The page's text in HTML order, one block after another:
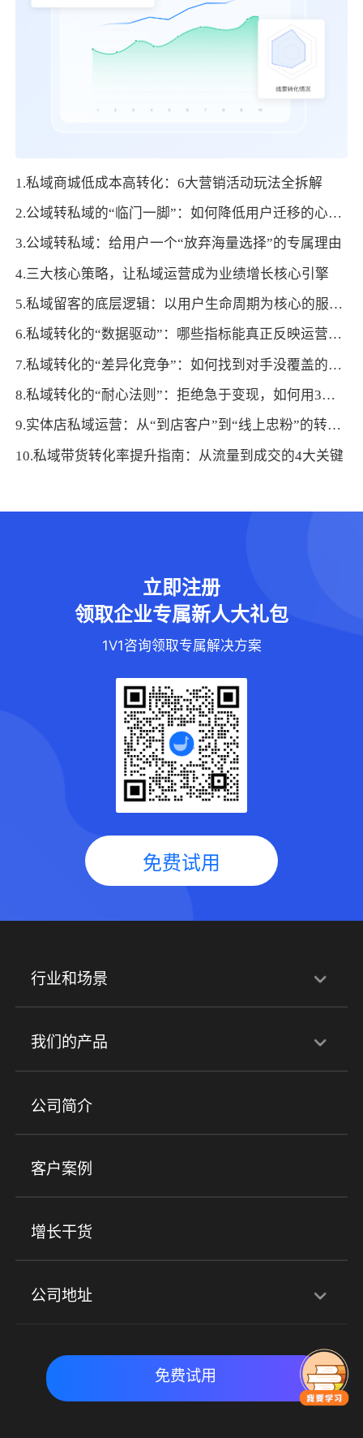
1.私域商城低成本高转化：6大营销活动玩法全拆解
2.公域转私域的“临门一脚”：如何降低用户迁移的心理门槛
3.公域转私域：给用户一个“放弃海量选择”的专属理由
4.三大核心策略，让私域运营成为业绩增长核心引擎
5.私域留客的底层逻辑：以用户生命周期为核心的服务设计
6.私域转化的“数据驱动”：哪些指标能真正反映运营效果？
7.私域转化的“差异化竞争”：如何找到对手没覆盖的用户需求点
8.私域转化的“耐心法则”：拒绝急于变现，如何用3个月培育高价值用户
9.实体店私域运营：从“到店客户”到“线上忠粉”的转化秘籍
10.私域带货转化率提升指南：从流量到成交的4大关键
立即注册
领取企业专属新人大礼包
1V1咨询领取专属解决方案
免费试用
行业和场景
行业解决方案
培训机构 职业技能培训 兴趣培训
金融行业
心理机构
实时私域带货 数字化运营
我们的产品
产品
小程序商城 ERP 企微SCRM
社群圈子
公司简介
客户案例
增长干货
公司地址
北京地址：北京市朝阳区朝外大街乙6号23层
免费试用